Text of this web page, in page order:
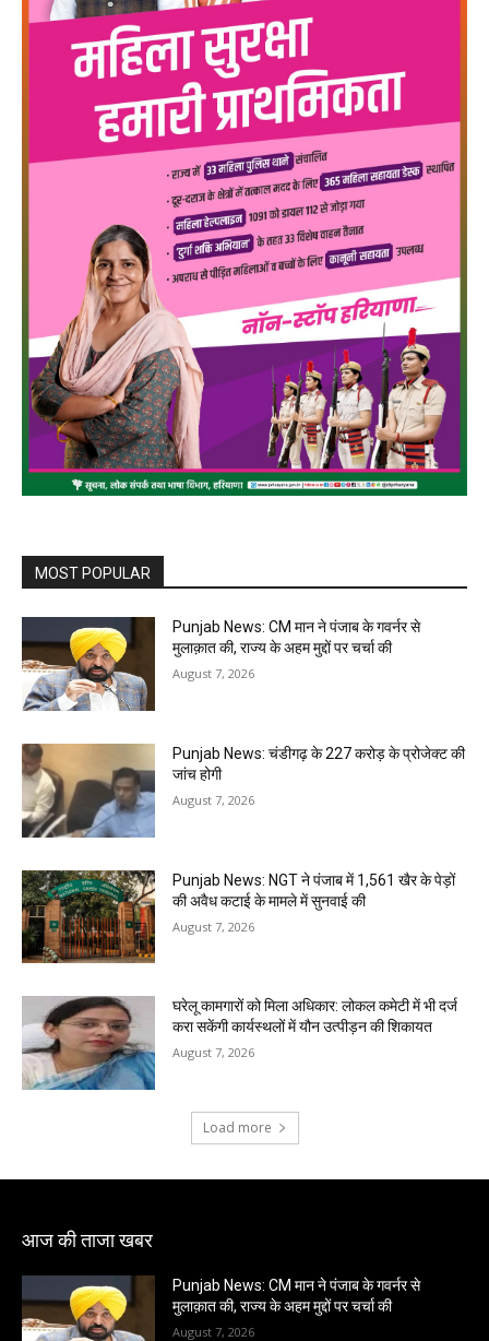
MOST POPULAR
Punjab News: CM मान ने पंजाब के गवर्नर से
मुलाक़ात की, राज्य के अहम मुद्दों पर चर्चा की
August 7, 2026
Punjab News: चंडीगढ़ के ₹227 करोड़ के प्रोजेक्ट की
जांच होगी
August 7, 2026
Punjab News: NGT ने पंजाब में 1,561 खैर के पेड़ों
की अवैध कटाई के मामले में सुनवाई की
August 7, 2026
घरेलू कामगारों को मिला अधिकार: लोकल कमेटी में भी दर्ज
करा सकेंगी कार्यस्थलों में यौन उत्पीड़न की शिकायत
August 7, 2026
Load more
आज की ताजा खबर
Punjab News: CM मान ने पंजाब के गवर्नर से
मुलाक़ात की, राज्य के अहम मुद्दों पर चर्चा की
August 7, 2026